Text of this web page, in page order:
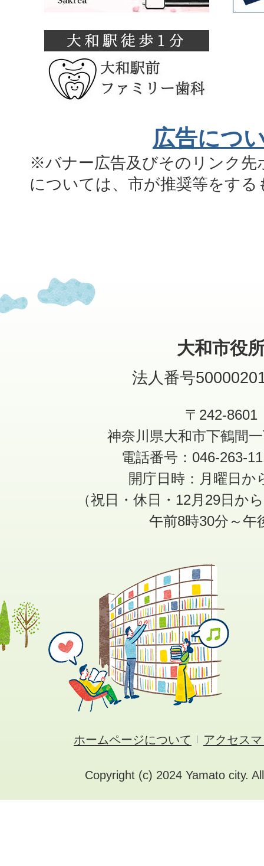
広告につ
※バナー広告及びそのリンク先
については、市が推奨等をす
大和市役
法人番号
〒242-8601
神奈川県大和市下鶴間
電話番号：046-263-
開庁日時：月曜日か
（祝日・休日・12月29日か
午前8時30分～午
ホームページについて アクセス
Copyright (c) 2024 Yamato city.